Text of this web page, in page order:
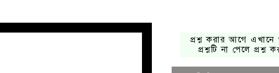
প্রশ্ন করার আগে
প্রশ্নটি না পেলে প্রশ্ন